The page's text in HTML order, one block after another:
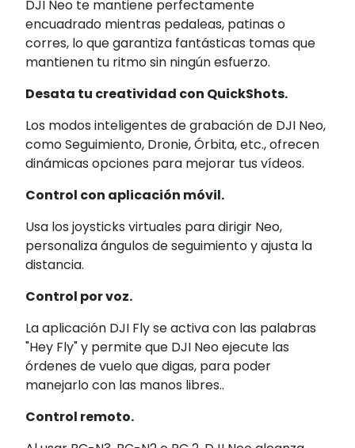
DJI Neo te mantiene perfectamente
encuadrado mientras pedaleas, patinas o
corres, lo que garantiza fantásticas tomas que
mantienen tu ritmo sin ningún esfuerzo.
Desata tu creatividad con QuickShots.
Los modos inteligentes de grabación de DJI Neo,
como Seguimiento, Dronie, Órbita, etc., ofrecen
dinámicas opciones para mejorar tus vídeos.
Control con aplicación móvil.
Usa los joysticks virtuales para dirigir Neo,
personaliza ángulos de seguimiento y ajusta la
distancia.
Control por voz.
La aplicación DJI Fly se activa con las palabras
"Hey Fly" y permite que DJI Neo ejecute las
órdenes de vuelo que digas, para poder
manejarlo con las manos libres..
Control remoto.